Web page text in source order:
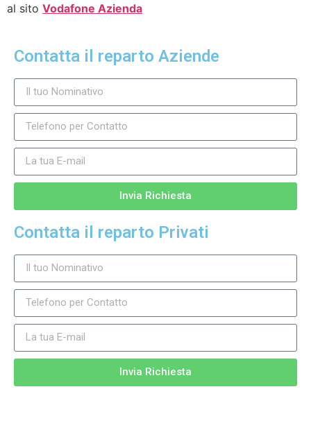
al sito Vodafone Azienda
Contatta il reparto Aziende
Invia Richiesta
Contatta il reparto Privati
Invia Richiesta